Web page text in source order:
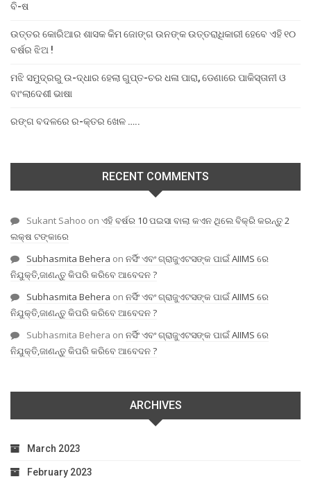
ବି-ଷ
ଉତ୍ତର କୋରିଆର ଶାସକ କିମ ଜୋଙ୍ଗ ଉନଙ୍କ ଉତ୍ତରାଧିକାରୀ ହେବେ ଏହି ୧୦
ବର୍ଷର ଝିଅ !
ମଝି ସମୁଦ୍ରରୁ ଉ-ଦ୍ଧାର ହେଲା ଗୁପ୍ତ-ଚର ଧଳା ପାରା, ଡେଣାରେ ପାକିସ୍ତାନୀ ଓ
ବାଂଲାଦେଶୀ ଭାଷା
ରଙ୍ଗ ବଦଳରେ ର-କ୍ତର ଖେଳ …..
RECENT COMMENTS
Sukant Sahoo on ଏହି ବର୍ଷର 10 ପଇସା ବାଲା କଏନ ଥିଲେ ବିକ୍ରି କରନ୍ତୁ 2
ଲକ୍ଷ ଟଙ୍କାରେ
Subhasmita Behera on ନର୍ସିଂ ଏବଂ ଗ୍ରାଜୁଏଟସଙ୍କ ପାଇଁ AIIMS ରେ
ନିଯୁକ୍ତି,ଜାଣନ୍ତୁ କିପରି କରିବେ ଆବେଦନ ?
Subhasmita Behera on ନର୍ସିଂ ଏବଂ ଗ୍ରାଜୁଏଟସଙ୍କ ପାଇଁ AIIMS ରେ
ନିଯୁକ୍ତି,ଜାଣନ୍ତୁ କିପରି କରିବେ ଆବେଦନ ?
Subhasmita Behera on ନର୍ସିଂ ଏବଂ ଗ୍ରାଜୁଏଟସଙ୍କ ପାଇଁ AIIMS ରେ
ନିଯୁକ୍ତି,ଜାଣନ୍ତୁ କିପରି କରିବେ ଆବେଦନ ?
ARCHIVES
March 2023
February 2023